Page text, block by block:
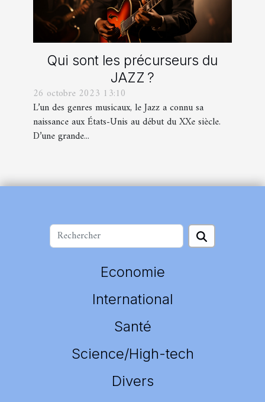
Qui sont les précurseurs du
JAZZ ?
26 octobre 2023 13:10
L’un des genres musicaux, le Jazz a connu sa
naissance aux États-Unis au début du XXe siècle.
D’une grande...
Economie
International
Santé
Science/High-tech
Divers